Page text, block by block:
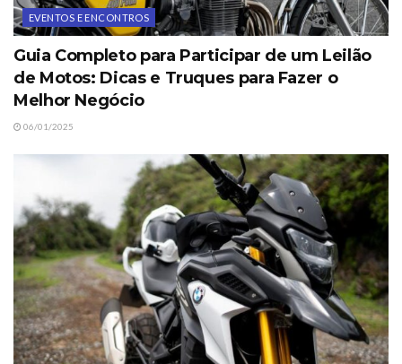
EVENTOS E ENCONTROS
Guia Completo para Participar de um Leilão
de Motos: Dicas e Truques para Fazer o
Melhor Negócio
06/01/2025